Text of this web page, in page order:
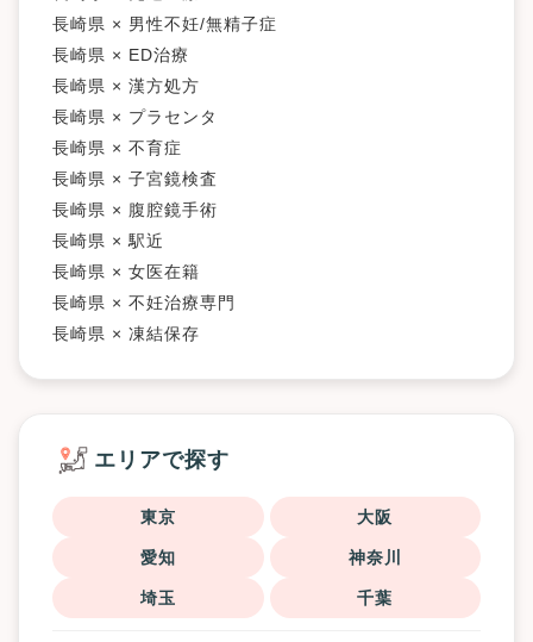
長崎県 × 男性不妊/無精子症
長崎県 × ED治療
長崎県 × 漢方処方
長崎県 × プラセンタ
長崎県 × 不育症
長崎県 × 子宮鏡検査
長崎県 × 腹腔鏡手術
長崎県 × 駅近
長崎県 × 女医在籍
長崎県 × 不妊治療専門
長崎県 × 凍結保存
エリアで探す
東京 大阪
愛知 神奈川
埼玉 千葉